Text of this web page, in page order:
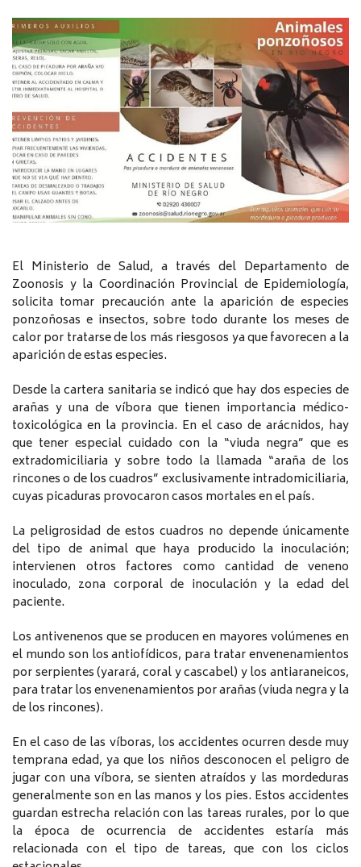
El Ministerio de Salud, a través del Departamento de
Zoonosis y la Coordinación Provincial de Epidemiología,
solicita tomar precaución ante la aparición de especies
ponzoñosas e insectos, sobre todo durante los meses de
calor por tratarse de los más riesgosos ya que favorecen a la
aparición de estas especies.
Desde la cartera sanitaria se indicó que hay dos especies de
arañas y una de víbora que tienen importancia médico-
toxicológica en la provincia. En el caso de arácnidos, hay
que tener especial cuidado con la “viuda negra” que es
extradomiciliaria y sobre todo la llamada “araña de los
rincones o de los cuadros” exclusivamente intradomiciliaria,
cuyas picaduras provocaron casos mortales en el país.
La peligrosidad de estos cuadros no depende únicamente
del tipo de animal que haya producido la inoculación;
intervienen otros factores como cantidad de veneno
inoculado, zona corporal de inoculación y la edad del
paciente.
Los antivenenos que se producen en mayores volúmenes en
el mundo son los antiofídicos, para tratar envenenamientos
por serpientes (yarará, coral y cascabel) y los antiaraneicos,
para tratar los envenenamientos por arañas (viuda negra y la
de los rincones).
En el caso de las víboras, los accidentes ocurren desde muy
temprana edad, ya que los niños desconocen el peligro de
jugar con una víbora, se sienten atraídos y las mordeduras
generalmente son en las manos y los pies. Estos accidentes
guardan estrecha relación con las tareas rurales, por lo que
la época de ocurrencia de accidentes estaría más
relacionada con el tipo de tareas, que con los ciclos